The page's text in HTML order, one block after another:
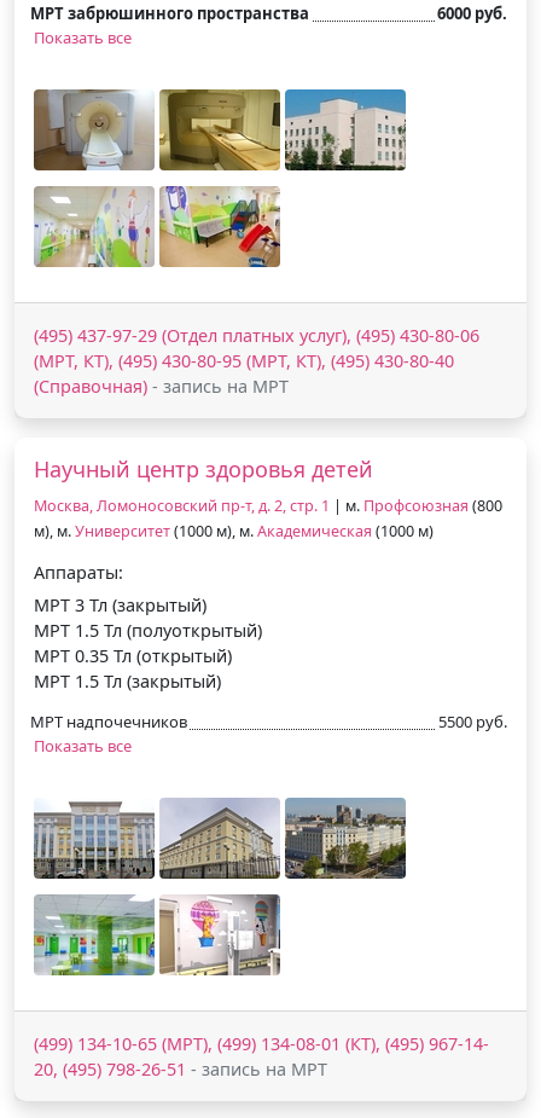
МРТ забрюшинного пространства
6000 руб.
Показать все
(495) 437-97-29 (Отдел платных услуг), (495) 430-80-06
(МРТ, КТ), (495) 430-80-95 (МРТ, КТ), (495) 430-80-40
(Справочная) - запись на МРТ
Научный центр здоровья детей
Москва, Ломоносовский пр-т, д. 2, стр. 1 | м. Профсоюзная (800
м), м.Университет(1000 м), м.Академическая (1000 м)
Аппараты:
МРТ 3 Тл (закрытый)
МРТ 1.5 Тл (полуоткрытый)
МРТ 0.35 Тл (открытый)
МРТ 1.5 Тл (закрытый)
МРТ надпочечников
5500 руб.
Показать все
(499) 134-10-65 (МРТ), (499) 134-08-01 (КТ), (495) 967-14-
20, (495) 798-26-51 - запись на МРТ